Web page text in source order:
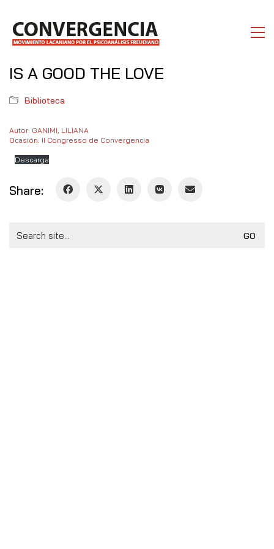
IS A GOOD THE LOVE
Biblioteca
Autor: GANIMI, LILIANA
Ocasión: II Congresso de Convergencia
Descarga
Share:
for: